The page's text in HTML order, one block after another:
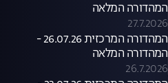
המהדורה המלאה
27.7.2026
המהדורה המרכזית 26.07.26 -
המהדורה המלאה
26.7.2026